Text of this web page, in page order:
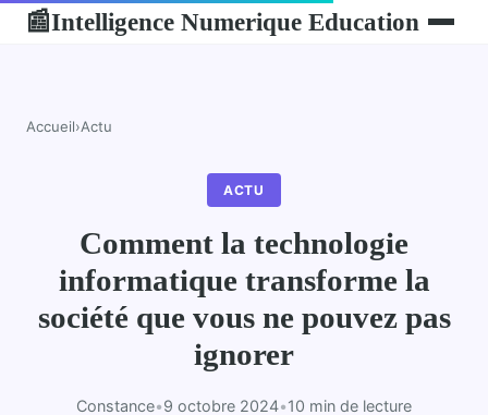
📰Intelligence Numerique Education
Accueil›Actu
ACTU
Comment la technologie
informatique transforme la
société que vous ne pouvez pas
ignorer
Constance•9 octobre 2024•10 min de lecture